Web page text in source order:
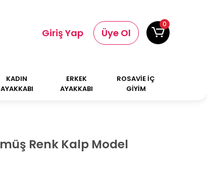
Giriş Yap Üye Ol
0
KADIN
AYAKKABI
ERKEK
AYAKKABI
ROSAVİE İÇ
GİYİM
Renk Kalp Model